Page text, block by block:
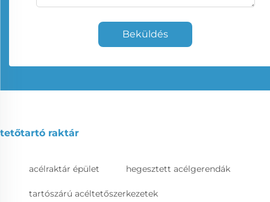
Beküldés
tetőtartó raktár
acélraktár épület hegesztett acélgerendák
tartószárú acéltetőszerkezetek